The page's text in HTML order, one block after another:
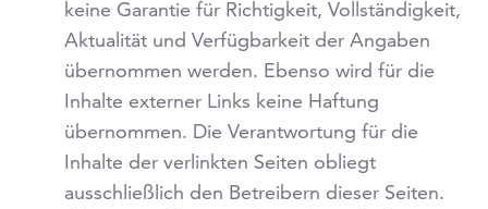
keine Garantie für Richtigkeit, Vollständigkeit,
Aktualität und Verfügbarkeit der Angaben
übernommen werden. Ebenso wird für die
Inhalte externer Links keine Haftung
übernommen. Die Verantwortung für die
Inhalte der verlinkten Seiten obliegt
ausschließlich den Betreibern dieser Seiten.